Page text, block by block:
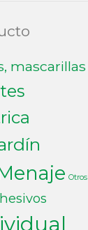
mascarillas
Otros